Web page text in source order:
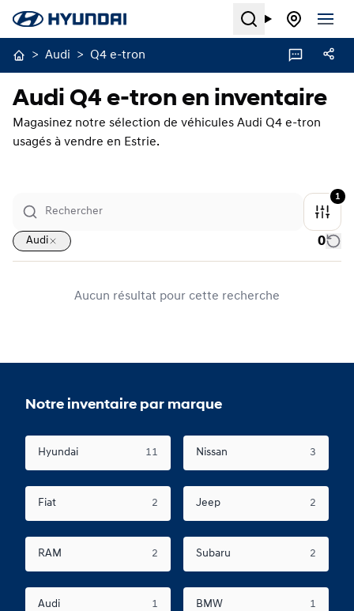
Search
> Audi > Q4 e-tron
Audi Q4 e-tron en inventaire
Magasinez notre sélection de véhicules Audi Q4 e-tron
usagés à vendre en Estrie.
1
Audi 0
Aucun résultat pour cette recherche
Notre inventaire par marque
Hyundai 11 Nissan 3
Fiat 2 Jeep 2
RAM 2 Subaru 2
Audi 1 BMW 1